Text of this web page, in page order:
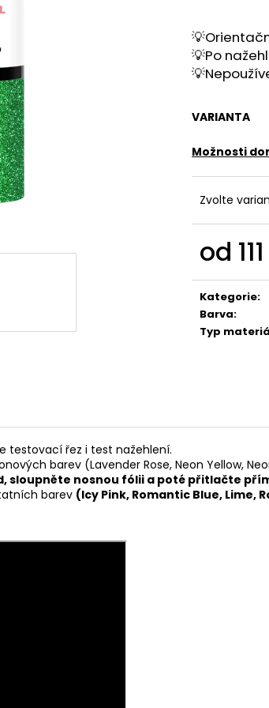
💡Po
VARIANTA
Možnosti
Zvolte
od
Kategorie:
Barva:
Typ
testovací řez i test nažehlení.
barev (Lavender Rose, Neon Yellow,
sloupněte nosnou fólii a poté přitlačte
barev (Icy Pink, Romantic Blue, Lime,